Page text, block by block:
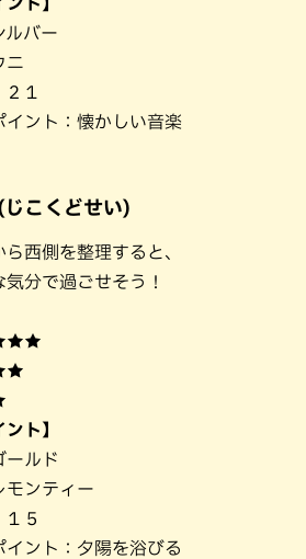
ント】
ルバー
ニ
１
イント：懐かしい音楽
じこくどせい)
西側を整理すると、
気分で過ごせそう！
ント】
ールド
モンティー
５
イント：夕陽を浴びる